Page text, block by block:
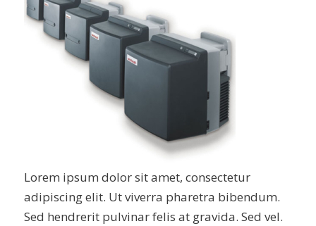
Lorem ipsum dolor sit amet, consectetur
adipiscing elit. Ut viverra pharetra bibendum.
Sed hendrerit pulvinar felis at gravida. Sed vel.